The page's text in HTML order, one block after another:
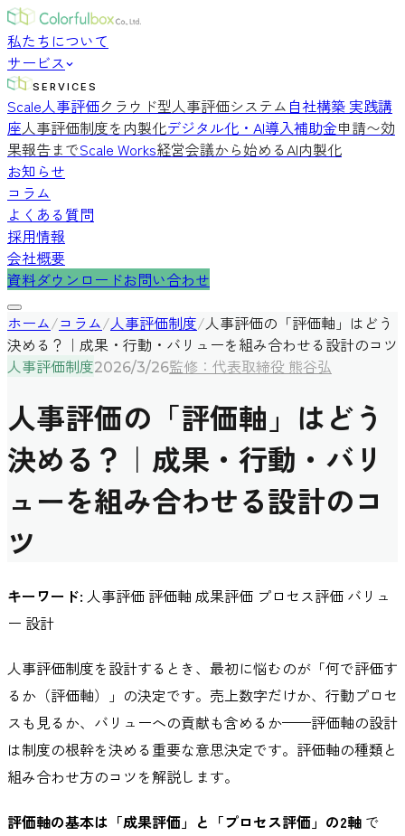
私たちについて
サービス
SERVICES
Scale人事評価クラウド型人事評価システム 自社構築 実践講
座人事評価制度を内製化デジタル化・AI導入補助金申請〜効
果報告までScale Works経営会議から始めるAI内製化
お知らせ
コラム
よくある質問
採用情報
会社概要
資料ダウンロードお問い合わせ
ホーム/コラム/人事評価制度/人事評価の「評価軸」はどう
決める？｜成果・行動・バリューを組み合わせる設計のコツ
人事評価制度2026/3/26監修：代表取締役 熊谷弘
人事評価の「評価軸」はどう
決める？｜成果・行動・バリ
ューを組み合わせる設計のコ
ツ
キーワード: 人事評価 評価軸 成果評価 プロセス評価 バリュ
ー 設計
人事評価制度を設計するとき、最初に悩むのが「何で評価す
るか（評価軸）」の決定です。売上数字だけか、行動プロセ
スも見るか、バリューへの貢献も含めるか——評価軸の設計
は制度の根幹を決める重要な意思決定です。評価軸の種類と
組み合わせ方のコツを解説します。
評価軸の基本は「成果評価」と「プロセス評価」の2軸 で